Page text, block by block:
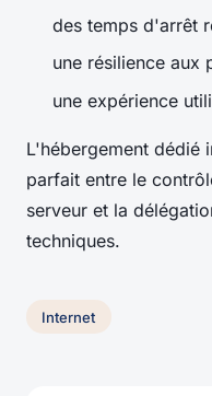
des temps d'arrêt
une résilience aux
une expérience
L'hébergement dédié
parfait entre le
serveur et la
techniques.
Internet